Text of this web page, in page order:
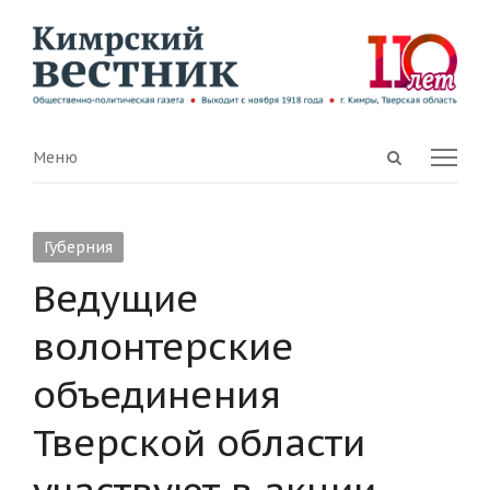
Open
Menu
Меню
Губерния
Ведущие
волонтерские
объединения
Тверской области